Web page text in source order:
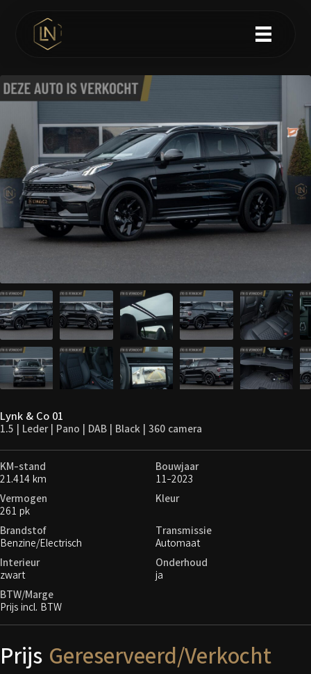
Lynk & Co 01
1.5 | Leder | Pano | DAB | Black | 360 camera
KM-stand
21.414 km
Bouwjaar
11-2023
Vermogen
261 pk
Kleur
Brandstof
Benzine/Electrisch
Transmissie
Automaat
Interieur
zwart
Onderhoud
ja
BTW/Marge
Prijs incl. BTW
Prijs Gereserveerd/Verkocht